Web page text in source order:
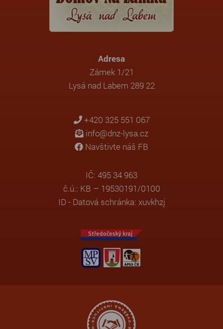
Adresa
Zámek 1/21
Lysá nad Labem 289 22
+420 325 551 067
info@dnz-lysa.cz
Navštivte náš FB
IČ: 495 34 963
č.ú.: KB – 19530191/0100
ID - Datová schránka: xuvkhzj